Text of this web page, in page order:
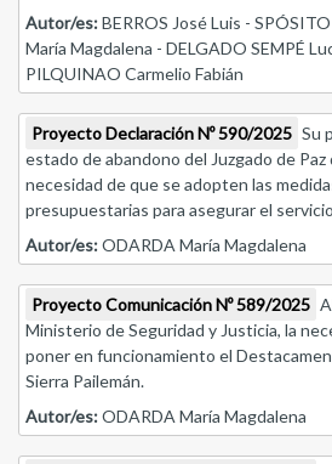
Autor/es:BERROS José Luis -
María Magdalena - DELGADO SEMPÉ
PILQUINAO Carmelio Fabián
Proyecto Declaración Nº 590/2025 Su
estado de abandono del Juzgado de Paz
necesidad de que se adopten las
presupuestarias para asegurar el
Autor/es:ODARDA María Magdalena
Proyecto Comunicación Nº 589/2025
Ministerio de Seguridad y Justicia, la
poner en funcionamiento el
Sierra Pailemán.
Autor/es:ODARDA María Magdalena